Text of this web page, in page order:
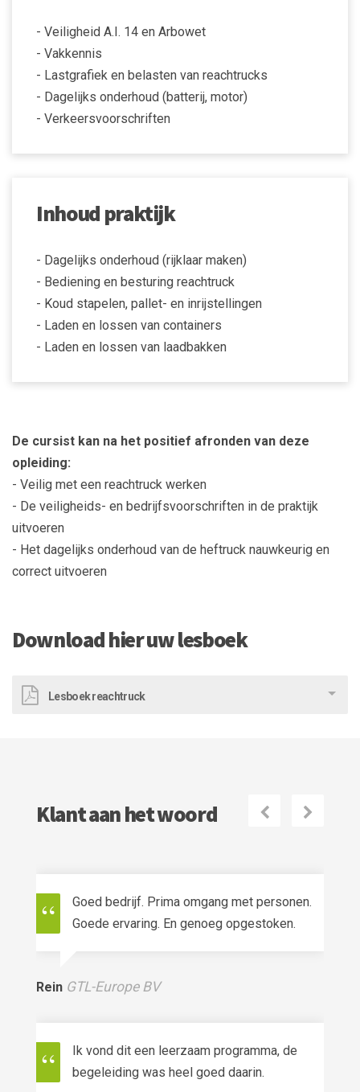
- Veiligheid A.I. 14 en Arbowet
- Vakkennis
- Lastgrafiek en belasten van reachtrucks
- Dagelijks onderhoud (batterij, motor)
- Verkeersvoorschriften
Inhoud praktijk
- Dagelijks onderhoud (rijklaar maken)
- Bediening en besturing reachtruck
- Koud stapelen, pallet- en inrijstellingen
- Laden en lossen van containers
- Laden en lossen van laadbakken
De cursist kan na het positief afronden van deze
opleiding:
- Veilig met een reachtruck werken
- De veiligheids- en bedrijfsvoorschriften in de praktijk
uitvoeren
- Het dagelijks onderhoud van de heftruck nauwkeurig en
correct uitvoeren
Download hier uw lesboek
Lesboek reachtruck
Volgende
Klant aan het woord
Goed bedrijf. Prima omgang met personen.
Goede ervaring. En genoeg opgestoken.
Rein GTL-Europe BV
Ik vond dit een leerzaam programma, de
begeleiding was heel goed daarin.